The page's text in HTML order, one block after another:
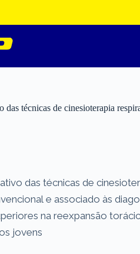
das técnicas de cinesioterapia
das técnicas de
e associado às
na reexpansão
jovens